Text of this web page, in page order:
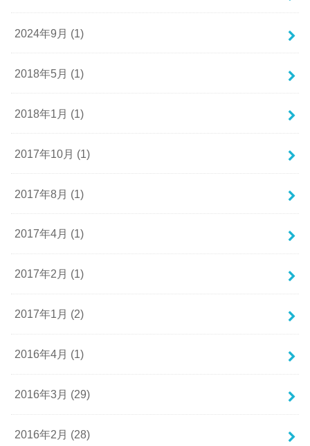
2024年9月 (1)
2018年5月 (1)
2018年1月 (1)
2017年10月 (1)
2017年8月 (1)
2017年4月 (1)
2017年2月 (1)
2017年1月 (2)
2016年4月 (1)
2016年3月 (29)
2016年2月 (28)